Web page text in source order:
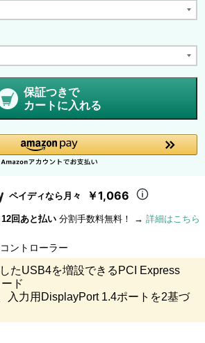
保証つきで
カートに入れる
ペイディなら月々 ￥1,066
回あと払い 分割手数料無料！ → 詳細はこちら
ントローラー
たUSB4を増設できるPCI Express
ド
入力用DisplayPort 1.4ポートを2基づ